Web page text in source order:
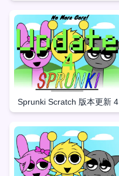
Sprunki Scratch 版本更新 4